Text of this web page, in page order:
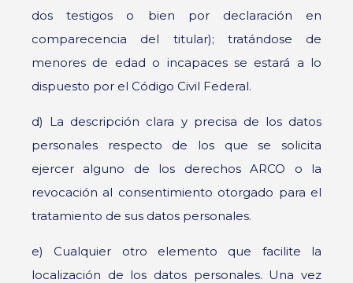
dos testigos o bien por declaración en
comparecencia del titular); tratándose de
menores de edad o incapaces se estará a lo
dispuesto por el Código Civil Federal.
d) La descripción clara y precisa de los datos
personales respecto de los que se solicita
ejercer alguno de los derechos ARCO o la
revocación al consentimiento otorgado para el
tratamiento de sus datos personales.
e) Cualquier otro elemento que facilite la
localización de los datos personales. Una vez